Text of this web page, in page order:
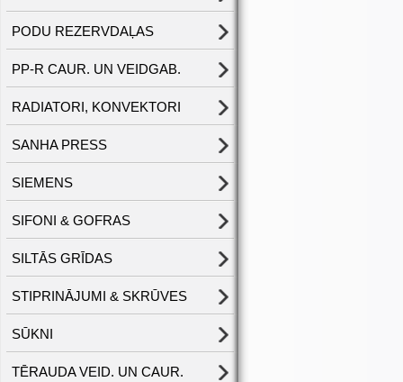
PODU REZERVDAĻAS
PP-R CAUR. UN VEIDGAB.
RADIATORI, KONVEKTORI
SANHA PRESS
SIEMENS
SIFONI & GOFRAS
SILTĀS GRĪDAS
STIPRINĀJUMI & SKRŪVES
SŪKNI
TĒRAUDA VEID. UN CAUR.